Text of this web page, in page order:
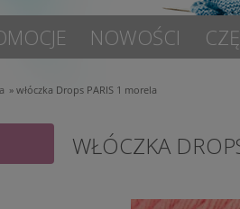
NOWOŚCI
» włóczka Drops PARIS 1 morela
WŁÓCZKA